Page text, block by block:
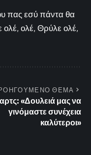
πας εσύ πάντα θα
ολέ, Θρύλε ολέ,
ΘΕΜΑ
«Δουλειά μας να
γινόμαστε συνέχεια
καλύτεροι»